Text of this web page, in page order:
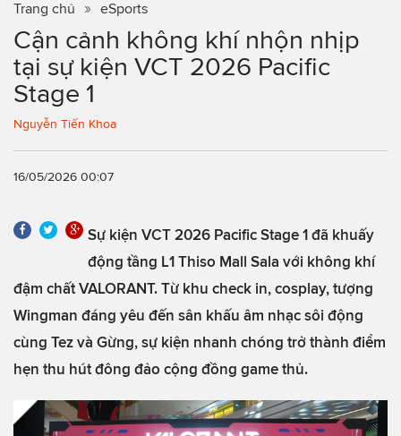
Trang chủ eSports
Cận cảnh không khí nhộn nhịp
tại sự kiện VCT 2026 Pacific
Stage 1
Nguyễn Tiến Khoa
16/05/2026 00:07
Sự kiện VCT 2026 Pacific Stage 1 đã khuấy
động tầng L1 Thiso Mall Sala với không khí
đậm chất VALORANT. Từ khu check in, cosplay, tượng
Wingman đáng yêu đến sân khấu âm nhạc sôi động
cùng Tez và Gừng, sự kiện nhanh chóng trở thành điểm
hẹn thu hút đông đảo cộng đồng game thủ.